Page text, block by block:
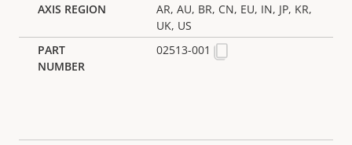
AR, AU, BR, CN, EU, IN, JP, KR,
UK, US
02513-001